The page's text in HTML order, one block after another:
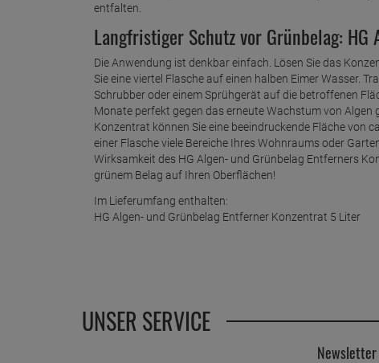
entfalten.
Langfristiger Schutz vor Grünbelag:
Die Anwendung ist denkbar einfach. Lösen Sie das
Sie eine viertel Flasche auf einen halben Eimer Wasser.
Schrubber oder einem Sprühgerät auf die betroffenen
Monate perfekt gegen das erneute Wachstum von
Konzentrat können Sie eine beeindruckende Fläche von
einer Flasche viele Bereiche Ihres Wohnraums oder
Wirksamkeit des HG Algen- und Grünbelag Entferners
grünem Belag auf Ihren Oberflächen!
Im Lieferumfang enthalten:
HG Algen- und Grünbelag Entferner Konzentrat 5 Liter
UNSER SERVICE